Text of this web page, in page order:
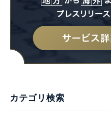
カテゴリ検索